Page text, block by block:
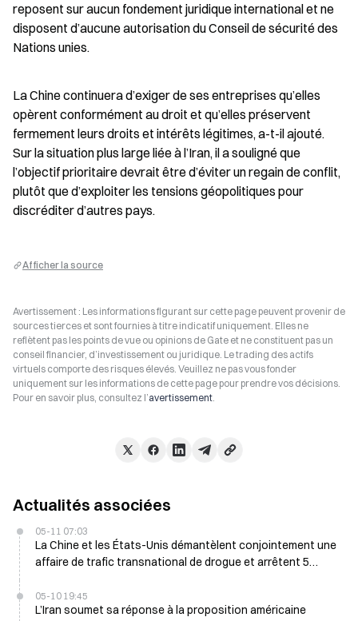
reposent sur aucun fondement juridique international et ne
disposent d’aucune autorisation du Conseil de sécurité des
Nations unies.
La Chine continuera d’exiger de ses entreprises qu’elles
opèrent conformément au droit et qu’elles préservent
fermement leurs droits et intérêts légitimes, a-t-il ajouté.
Sur la situation plus large liée à l’Iran, il a souligné que
l’objectif prioritaire devrait être d’éviter un regain de conflit,
plutôt que d’exploiter les tensions géopolitiques pour
discréditer d’autres pays.
Afficher la source
Avertissement : Les informations figurant sur cette page peuvent provenir de
sources tierces et sont fournies à titre indicatif uniquement. Elles ne
reflètent pas les points de vue ou opinions de Gate et ne constituent pas un
conseil financier, d’investissement ou juridique. Le trading des actifs
virtuels comporte des risques élevés. Veuillez ne pas vous fonder
uniquement sur les informations de cette page pour prendre vos décisions.
Pour en savoir plus, consultez l’avertissement.
Actualités associées
05-11 07:03
La Chine et les États-Unis démantèlent conjointement une
affaire de trafic transnational de drogue et arrêtent 5
05-10 19:45
L’Iran soumet sa réponse à la proposition américaine